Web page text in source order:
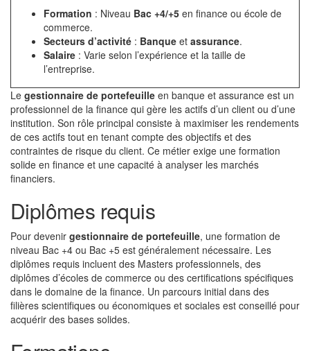
Formation : Niveau Bac +4/+5 en finance ou école de
commerce.
Secteurs d’activité : Banque et assurance.
Salaire : Varie selon l’expérience et la taille de
l’entreprise.
Le gestionnaire de portefeuille en banque et assurance est un
professionnel de la finance qui gère les actifs d’un client ou d’une
institution. Son rôle principal consiste à maximiser les rendements
de ces actifs tout en tenant compte des objectifs et des
contraintes de risque du client. Ce métier exige une formation
solide en finance et une capacité à analyser les marchés
financiers.
Diplômes requis
Pour devenir gestionnaire de portefeuille, une formation de
niveau Bac +4 ou Bac +5 est généralement nécessaire. Les
diplômes requis incluent des Masters professionnels, des
diplômes d’écoles de commerce ou des certifications spécifiques
dans le domaine de la finance. Un parcours initial dans des
filières scientifiques ou économiques et sociales est conseillé pour
acquérir des bases solides.